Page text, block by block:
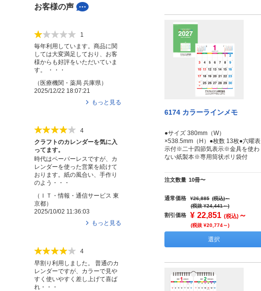
6174 カラーラインメモ
●サイズ 380mm（W）
×538.5mm（H）●枚数 13枚●六曜表
示付※二十四節気表示※金具を使わ
ない紙製本※専用筒状ポリ袋付
注文数量 10冊〜
通常価格 ¥26,885 (税込)～
(税抜 ¥24,441～)
割引価格 ¥ 22,851 (税込) ～
(税抜 ¥20,774～)
選択
お客様の声
1
毎年利用しています。商品に関
しては大変満足しており、お客
様からも好評をいただいていま
す。 ・・・
（医療機関・薬局 兵庫県 ）
2025/12/22 18:07:21
もっと見る
4
クラフトのカレンダーを気に入
ってます。
時代はペーパーレスですが、カ
レンダーを使った営業を続けて
おります。紙の風合い、手作り
のよう・・・
（ ＩＴ・情報・通信サービス 東
京都）
2025/10/02 11:36:03
もっと見る
4
早割り利用しました。 普通のカ
レンダーですが、カラーで見や
すく使いやすく差し上げて喜ば
れ・・・